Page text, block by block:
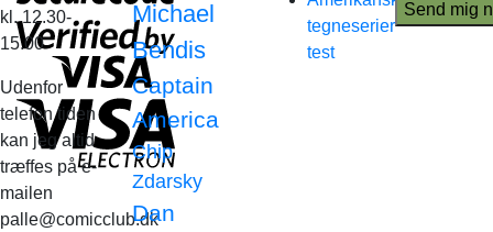
kl. 12.30-
15.00
Udenfor
telefon tiden
kan jeg altid
træffes på e-
mailen
palle@comicclub.dk
Michael
Bendis
Captain
America
Chip
Zdarsky
Dan
tegneserier
test